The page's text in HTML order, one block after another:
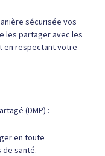
sécurisée vos
les partager avec les
en respectant votre
(DMP) :
en toute
santé.